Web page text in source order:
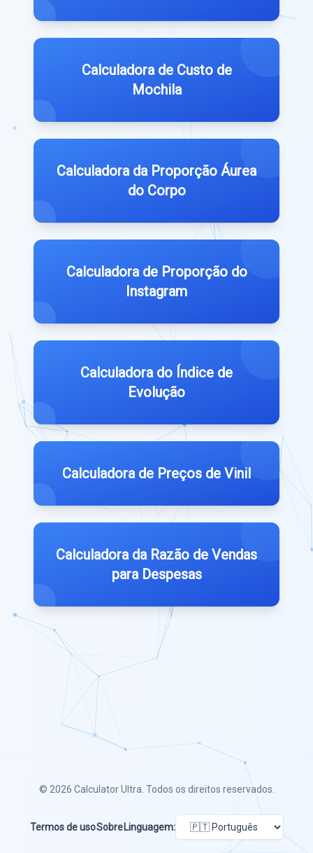
Calculadora de Custo de
Mochila
Calculadora da Proporção Áurea
do Corpo
Calculadora de Proporção do
Instagram
Calculadora do Índice de
Evolução
Calculadora de Preços de Vinil
Calculadora da Razão de Vendas
para Despesas
© 2026 Calculator Ultra . Todos os direitos reservados.
Termos de usoSobre Linguagem: